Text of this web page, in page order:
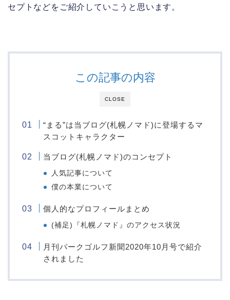
セプトなどをご紹介していこうと思います。
CLOSE
この記事の内容
“まる”は当ブログ(札幌ノマド)に登場するマ
スコットキャラクター
当ブログ(札幌ノマド)のコンセプト
人気記事について
僕の本業について
個人的なプロフィールまとめ
(補足)『札幌ノマド』のアクセス状況
月刊パークゴルフ新聞2020年10月号で紹介
されました